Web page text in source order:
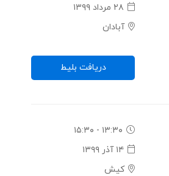
۲۸ مرداد ۱۳۹۹
آبادان
دریافت بلیط
۱۳:۳۰ - ۱۵:۳۰
۱۴ آذر ۱۳۹۹
کیش